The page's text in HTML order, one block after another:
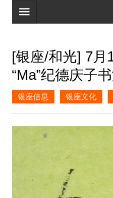
搜索
最新信息
我的页面
[银座/和光] 7月
“Ma”纪德庆子
银座信息 银座文化